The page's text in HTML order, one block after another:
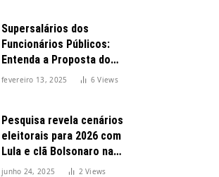
Supersalários dos
Funcionários Públicos:
Entenda a Proposta do
Governo para Limitar
fevereiro 13, 2025 6Views
Pesquisa revela cenários
eleitorais para 2026 com
Lula e clã Bolsonaro na
disputa presidencial
junho 24, 2025 2Views